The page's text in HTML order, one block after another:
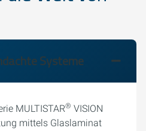
Systeme
MULTISTAR® VISION
mittels Glaslaminat